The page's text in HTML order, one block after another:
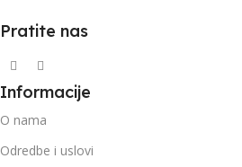
Pratite nas
Informacije
O nama
Odredbe i uslovi